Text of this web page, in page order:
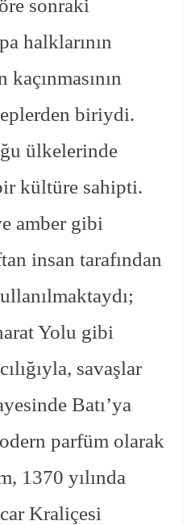
sonraki
halklarının
biriydi.
ülkelerinde
kültüre sahipti.
amber gibi
insan tarafından
Yolu gibi
savaşlar
Batı’ya
parfüm olarak
1370 yılında
Kraliçesi